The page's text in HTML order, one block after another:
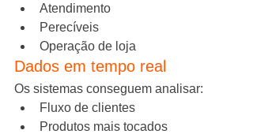
Atendimento
Perecíveis
Operação de loja
Dados em tempo real
Os sistemas conseguem analisar:
Fluxo de clientes
Produtos mais tocados